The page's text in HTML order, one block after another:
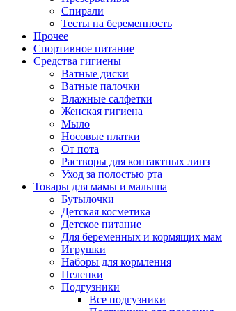
Спирали
Тесты на беременность
Прочее
Спортивное питание
Средства гигиены
Ватные диски
Ватные палочки
Влажные салфетки
Женская гигиена
Мыло
Носовые платки
От пота
Растворы для контактных линз
Уход за полостью рта
Товары для мамы и малыша
Бутылочки
Детская косметика
Детское питание
Для беременных и кормящих мам
Игрушки
Наборы для кормления
Пеленки
Подгузники
Все подгузники